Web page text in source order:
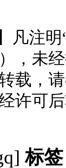
凡注
，未
载，
许可
标